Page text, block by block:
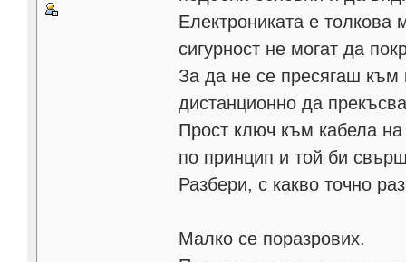
Електрониката е толкова
сигурност не могат да
За да не се пресягаш към
дистанционно да
Прост ключ към кабела
по принцип и той би
Разбери, с какво точно
Малко се поразрових.